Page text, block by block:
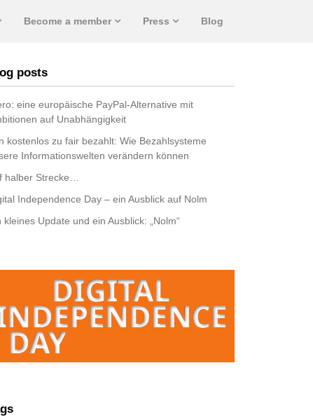
Become a member Press Blog
posts
eine europäische PayPal-Alternative mit
auf Unabhängigkeit
kostenlos zu fair bezahlt: Wie Bezahlsysteme
Informationswelten verändern können
halber Strecke…
Independence Day – ein Ausblick auf Nolm
kleines Update und ein Ausblick: „Nolm“